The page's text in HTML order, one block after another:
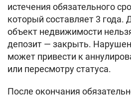
истечения обязательного
который составляет 3 года.
объект недвижимости
депозит — закрыть.
может привести к
или пересмотру статуса.
После окончания